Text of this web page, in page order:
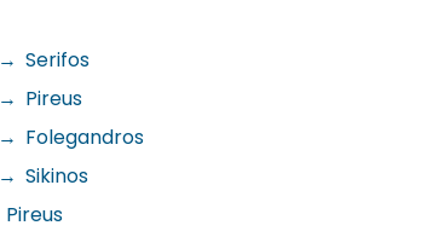
→ Serifos
→ Pireus
→ Folegandros
→ Sikinos
Pireus